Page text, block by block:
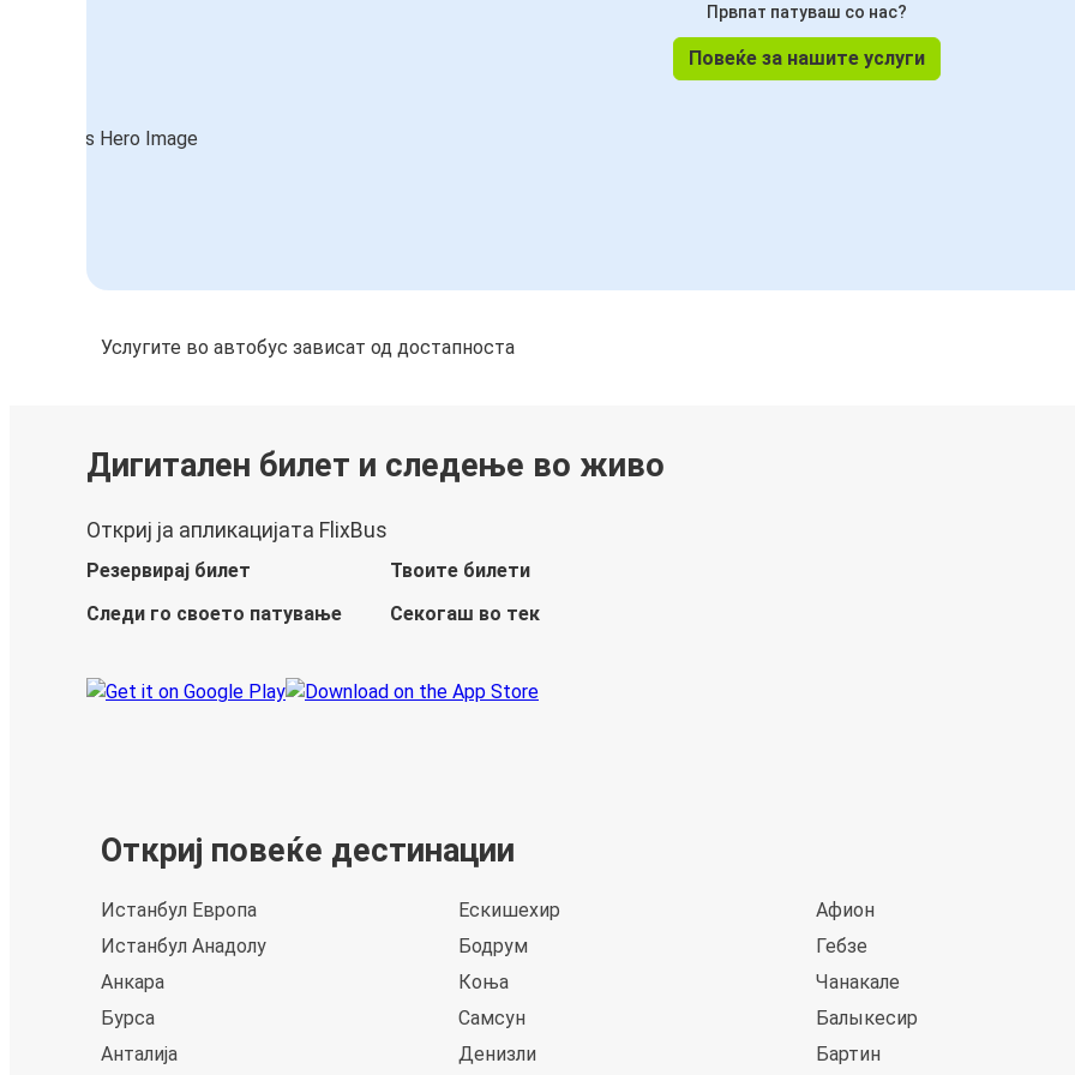
Првпат патуваш со нас?
Повеќе за нашите услуги
Услугите во автобус зависат од достапноста
Дигитален билет и следење во живо
Откриј ја апликацијата FlixBus
Резервирај билет
Твоите билети
Следи го своето патување
Секогаш во тек
Откриј повеќе дестинации
Истанбул Европа
Истанбул Анадолу
Анкара
Бурса
Анталија
Ескишехир
Бодрум
Коња
Самсун
Денизли
Афион
Гебзе
Чанакале
Балыкесир
Бартин